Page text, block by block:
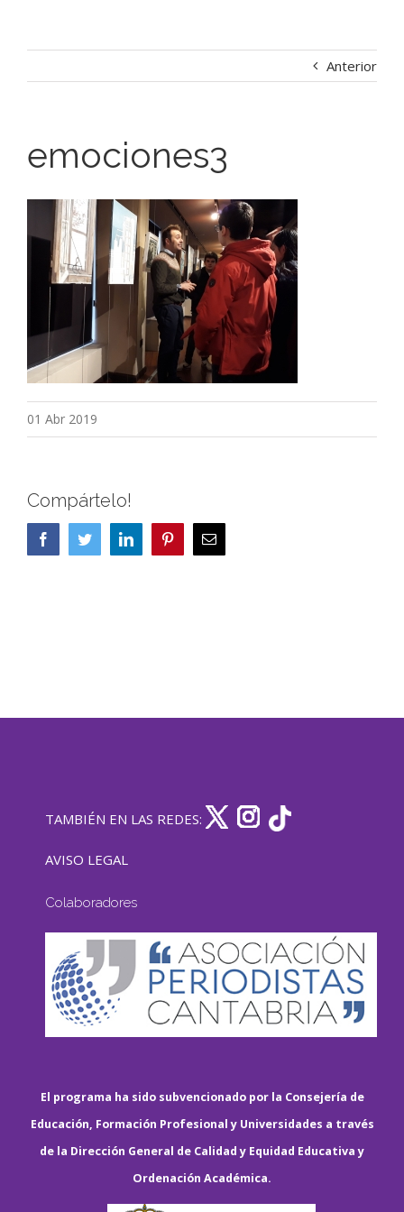
Anterior
emociones3
01 Abr 2019
Compártelo!
FacebookTwitterLinkedIn PinterestCorreo
electrónico
TAMBIÉN EN LAS REDES:
AVISO LEGAL
Colaboradores
El programa ha sido subvencionado por la Consejería de
Educación, Formación Profesional y Universidades a través
de la Dirección General de Calidad y Equidad Educativa y
Ordenación Académica.